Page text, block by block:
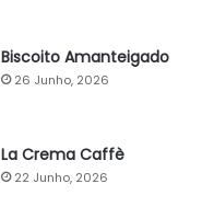
Biscoito Amanteigado
26 Junho, 2026
La Crema Caffè
22 Junho, 2026